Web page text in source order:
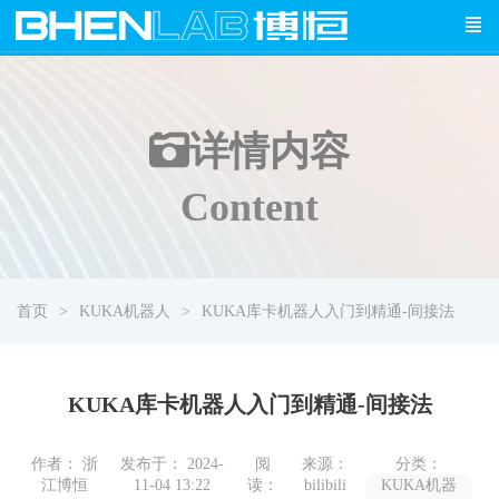
详情内容
Content
首页 KUKA机器人 KUKA库卡机器人入门到精通-间接法
KUKA库卡机器人入门到精通-间接法
作者： 浙
江博恒
发布于： 2024-
11-04 13:22
阅
读：
来源：
bilibili
分类：
KUKA机器